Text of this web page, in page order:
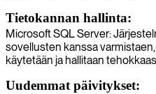
Tietokannan hallinta:
Microsoft SQL Server:
sovellusten kanssa
käytetään ja hallitaan
Uudemmat päivitykset: